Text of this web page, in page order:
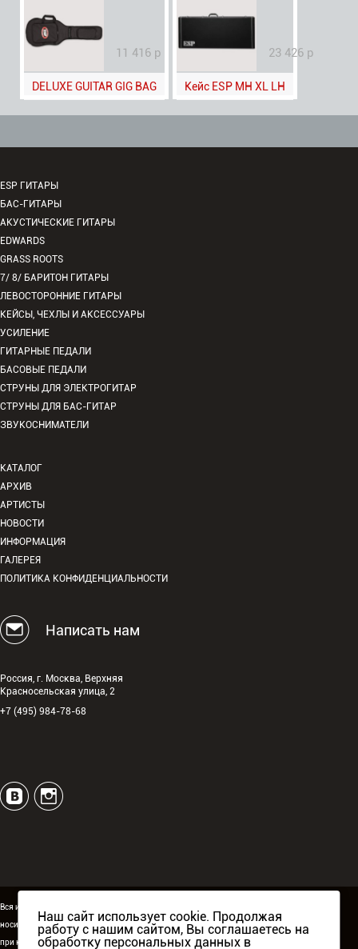
11 416 р
DELUXE GUITAR GIG BAG
23 426 р
Кейс ESP MH XL LH
ESP ГИТАРЫ
БАС-ГИТАРЫ
АКУСТИЧЕСКИЕ ГИТАРЫ
EDWARDS
GRASS ROOTS
7/ 8/ БАРИТОН ГИТАРЫ
ЛЕВОСТОРОННИЕ ГИТАРЫ
КЕЙСЫ, ЧЕХЛЫ И АКСЕССУАРЫ
УСИЛЕНИЕ
ГИТАРНЫЕ ПЕДАЛИ
БАСОВЫЕ ПЕДАЛИ
СТРУНЫ ДЛЯ ЭЛЕКТРОГИТАР
СТРУНЫ ДЛЯ БАС-ГИТАР
ЗВУКОСНИМАТЕЛИ
КАТАЛОГ
АРХИВ
АРТИСТЫ
НОВОСТИ
ИНФОРМАЦИЯ
ГАЛЕРЕЯ
ПОЛИТИКА КОНФИДЕНЦИАЛЬНОСТИ
Написать нам
Россия, г. Москва, Верхняя
Красносельская улица, 2
+7 (495) 984-78-68
Вся информация, размещённая на сайте espguitars.ru,
носит исключительно информационный характер и ни
при каких условиях не является публичной офертой.
Наш сайт использует cookie. Продолжая
работу с нашим сайтом, Вы соглашаетесь на
обработку персональных данных в